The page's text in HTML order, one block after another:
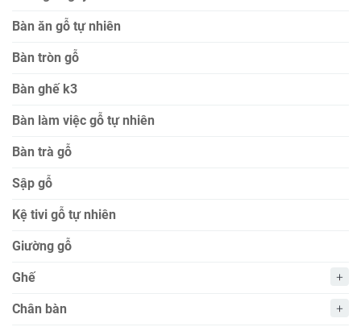
Bàn ăn gỗ tự nhiên
Bàn tròn gỗ
Bàn ghế k3
Bàn làm việc gỗ tự nhiên
Bàn trà gỗ
Sập gỗ
Kệ tivi gỗ tự nhiên
Giường gỗ
Ghế
Chân bàn